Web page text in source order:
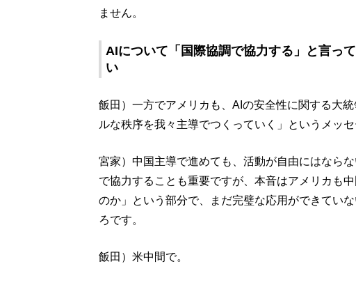
ません。
AIについて「国際協調で協力する」と言っ
い
飯田）一方でアメリカも、AIの安全性に関する大
ルな秩序を我々主導でつくっていく」というメッセ
宮家）中国主導で進めても、活動が自由にはなら
で協力することも重要ですが、本音はアメリカも
のか」という部分で、まだ完璧な応用ができてい
ろです。
飯田）米中間で。